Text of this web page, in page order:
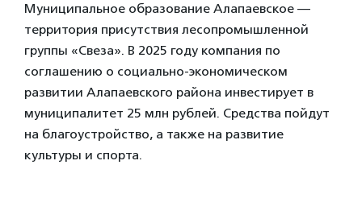
Муниципальное образование Алапаевское —
территория присутствия лесопромышленной
группы «Свеза». В 2025 году компания по
соглашению о социально-экономическом
развитии Алапаевского района инвестирует в
муниципалитет 25 млн рублей. Средства пойдут
на благоустройство, а также на развитие
культуры и спорта.